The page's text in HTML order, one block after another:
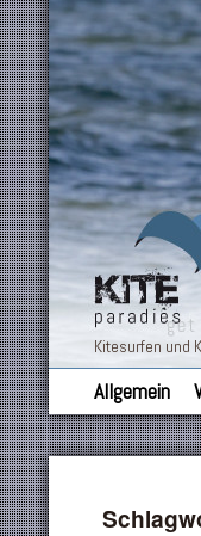
Kitesurfen und
Allgemein